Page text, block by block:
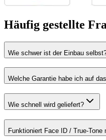
Häufig gestellte
Wie schwer ist der Einbau
Welche Garantie habe ich auf
Wie schnell wird geliefert?
Funktioniert Face ID / True-Tone